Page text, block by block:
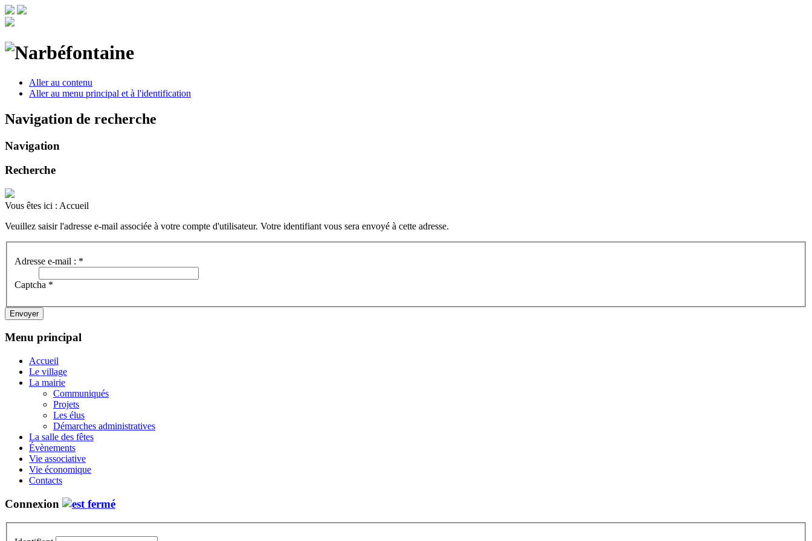
Aller au contenu
Aller au menu principal et à l'identification
Navigation de recherche
Navigation
Recherche
Vous êtes ici : Accueil
Veuillez saisir l'adresse e-mail associée à votre compte d'utilisateur. Votre identifiant vous sera envoyé à cette adresse.
Adresse e-mail : *
Captcha *
Envoyer
Menu principal
Accueil
Le village
La mairie
Communiqués
Projets
Les élus
Démarches administratives
La salle des fêtes
Évènements
Vie associative
Vie économique
Contacts
Connexion